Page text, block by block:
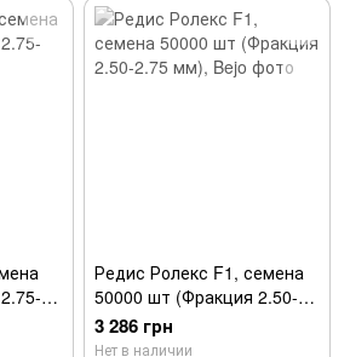
Редис Ролекс F1, семена
50000 шт (Фракция 2.50-
2.75 мм), Bejo
3 286 грн
Нет в наличии